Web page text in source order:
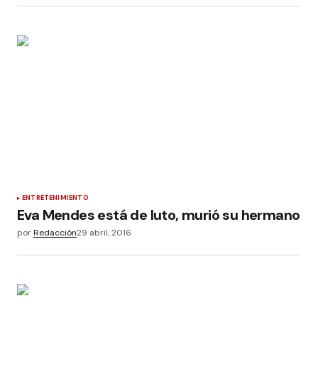
ENTRETENIMIENTO
Eva Mendes está de luto, murió su hermano
porRedacción29 abril, 2016